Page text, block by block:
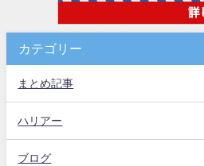
カテゴリー
まとめ記事
ハリアー
ブログ